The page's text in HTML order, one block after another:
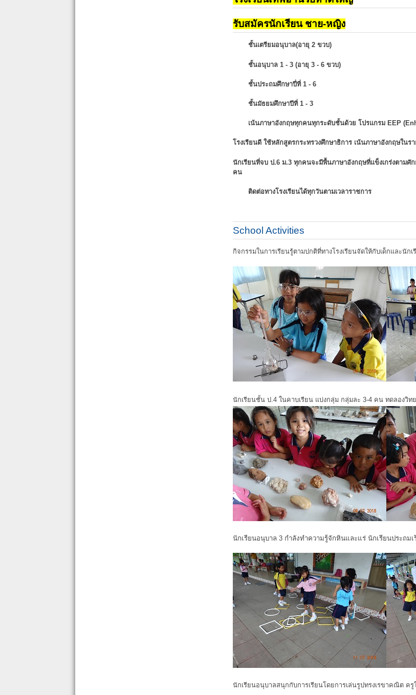
รับสมัครนักเรียน ชาย-หญิง
ชั้นเตรียมอนุบาล(อายุ 2 ขวบ)
ชั้นอนุบาล 1 - 3 (อายุ 3 - 6 ขวบ)
ชั้นประถมศึกษาปี่ที่ 1 - 6
ชั้นมัธยมศึกษาปีที่ 1 - 3
เน้นภาษาอังกฤษทุกคนทุกระดับชั้นด้วย โปรแกรม EEP
โรงเรียนดี ใช้หลักสูตรกระทรวงศึกษาธิการ เน้นภาษาอังกฤษในรา
นักเรียนที่จบ ป.6 ม.3 ทุกคนจะมีพื้นภาษาอังกฤษที่แข็งเกร่งตามศั
คน
ติดต่อทางโรงเรียนได้ทุกวันตามเวลาราชการ
School Activities
กิจกรรมในการเรียนรู้ตามปกติที่ทางโรงเรียนจัดให้กับเด็กและนักเ
นักเรียนชั้น ป.4 ในคาบเรียน แบ่งกลุ่ม กลุ่มละ 3-4 คน ทดลองวิท
นักเรียนอนุบาล 3 กำลังทำความรู้จักหินและแร่ นักเรียนประถ
นักเรียนอนุบาลสนุกกับการเรียนโดยการเล่นรูปทรงเรขาคณิต ค